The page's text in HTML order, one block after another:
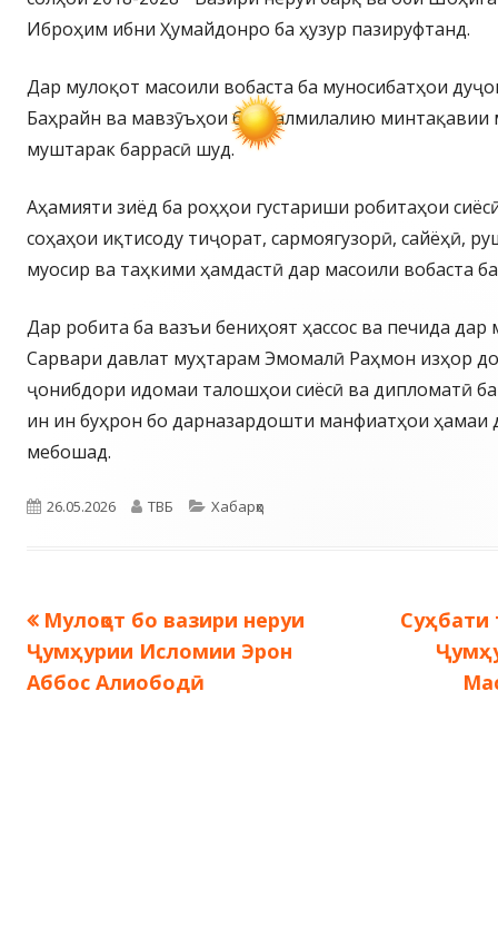
Иброҳим ибни Ҳумайдонро ба ҳузур пазируфтанд.
Дар мулоқот масоили вобаста ба муносибатҳои
Баҳрайн ва мавзӯъҳои байналмилалию минтақавии
муштарак баррасӣ шуд.
Аҳамияти зиёд ба роҳҳои густариши робитаҳои
соҳаҳои иқтисоду тиҷорат, сармоягузорӣ, сайёҳӣ,
муосир ва таҳкими ҳамдастӣ дар масоили вобаста
Дар робита ба вазъи бениҳоят ҳассос ва печида
Сарвари давлат муҳтарам Эмомалӣ Раҳмон изҳор
ҷонибдори идомаи талошҳои сиёсӣ ва дипломатӣ
ин ин буҳрон бо дарназардошти манфиатҳои ҳамаи
мебошад.
Опубликовано
26.05.2026 Автор
ТВБ Рубрики
Хабарҳо
Навигация
по
Предыдущая
запись:
Мулоқот бо вазири неруи
Ҷумҳурии Исломии Эрон
Аббос Алиободӣ
запись:
Суҳбати